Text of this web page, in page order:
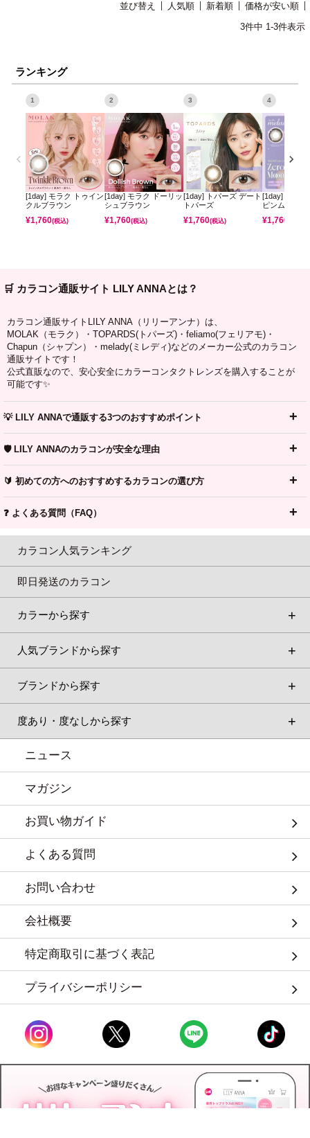
並び替え 人気順 新着順
価格が安い順
3件中 1-3件表示
ランキング
1
[1day] モラク トゥイン
クルブラウン
¥1,760(税込)
2
[1day] モラク ドーリッ
シュブラウン
¥1,760(税込)
3
[1day] トパーズ デート
トパーズ
¥1,760(税込)
4
[1day] ミレデ
ピンムーン
¥1,760
🛒 カラコン通販サイト LILY ANNAとは？
カラコン通販サイトLILY ANNA（リリーアンナ）は、
MOLAK（モラク）・TOPARDS(トパーズ)・feliamo(フェリアモ)・
Chapun（シャプン）・melady(ミレディ)などのメーカー公式のカラコン
通販サイトです！
公式直販なので、安心安全にカラーコンタクトレンズを購入することが
可能です✨
💡 LILY ANNAで通販する3つのおすすめポイント
🛡️ LILY ANNAのカラコンが安全な理由
🔰 初めての方へのおすすめするカラコンの選び方
❓ よくある質問（FAQ）
カラコン人気ランキング
即日発送のカラコン
カラーから探す
人気ブランドから探す
ブランドから探す
度あり・度なしから探す
ニュース
マガジン
お買い物ガイド
よくある質問
お問い合わせ
会社概要
特定商取引に基づく表記
プライバシーポリシー